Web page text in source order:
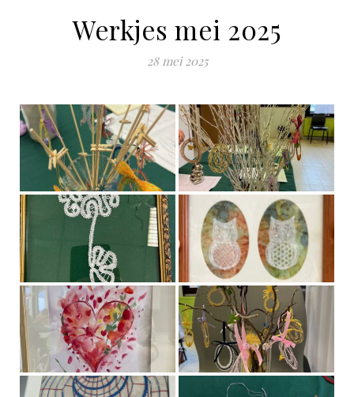
Werkjes mei 2025
28 mei 2025